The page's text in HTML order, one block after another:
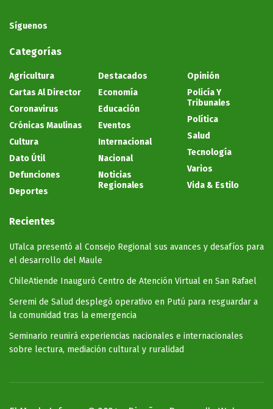
Síguenos
Categorías
Agricultura
Cartas Al Director
Coronavirus
Crónicas Maulinas
Cultura
Dato Útil
Defunciones
Deportes
Destacados
Economía
Educación
Eventos
Internacional
Nacional
Noticias
Regionales
Opinión
Policía Y
Tribunales
Política
Salud
Tecnología
Varios
Vida & Estilo
Recientes
UTalca presentó al Consejo Regional sus avances y desafíos para
el desarrollo del Maule
ChileAtiende Inauguró Centro de Atención Virtual en San Rafael
Seremi de Salud desplegó operativo en Putú para resguardar a
la comunidad tras la emergencia
Seminario reunirá experiencias nacionales e internacionales
sobre lectura, mediación cultural y ruralidad